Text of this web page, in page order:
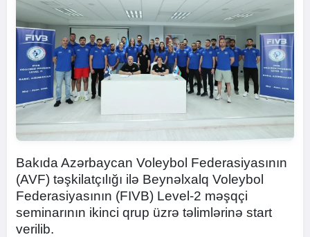
Bakıda Azərbaycan Voleybol Federasiyasının
(AVF) təşkilatçılığı ilə Beynəlxalq Voleybol
Federasiyasının (FIVB) Level-2 məşqçi
seminarının ikinci qrup üzrə təlimlərinə start
verilib.